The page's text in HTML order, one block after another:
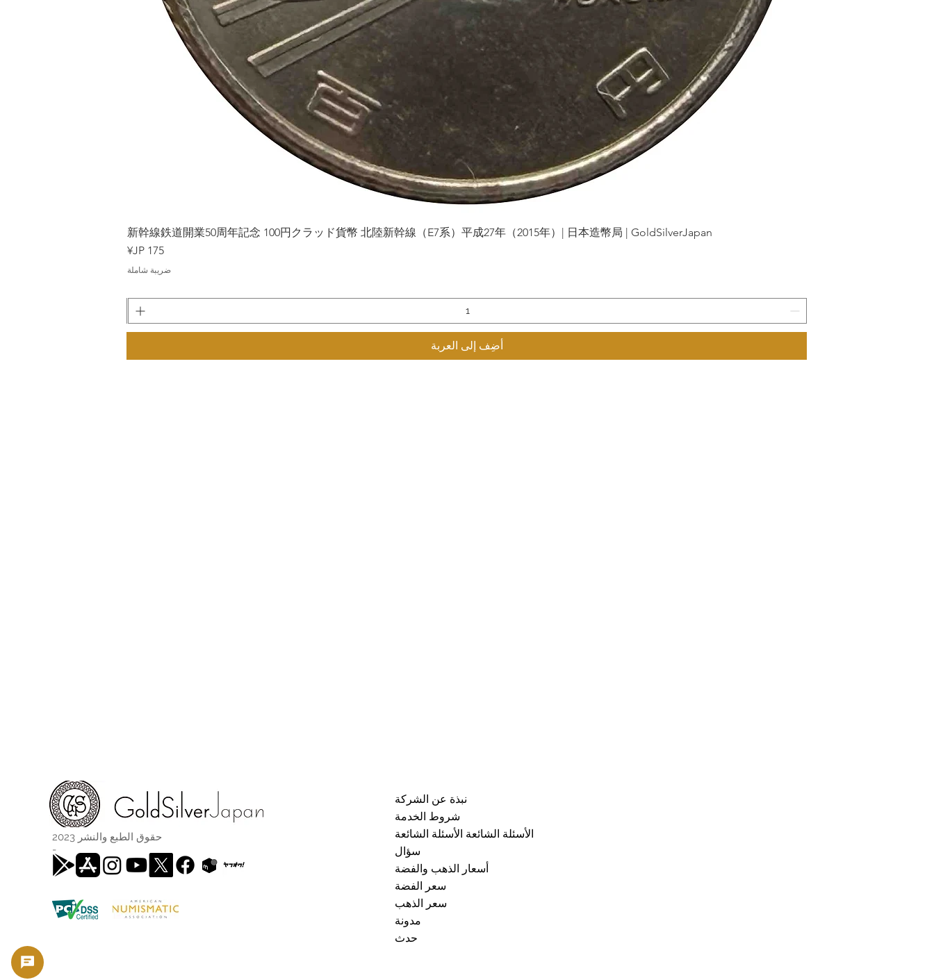
العرض السريع
新幹線鉄道開業50周年記念 100円クラッド貨幣 北陸新幹線（E7系）平成27年（2015年）| 日本造幣局 | GoldSilverJapan
السعر
ضريبة شاملة
أضِف إلى العربة
حقوق الطبع والنشر 2023
-
نبذة عن الشركة
شروط الخدمة
الأسئلة الشائعة الأسئلة الشائعة
سؤال
أسعار الذهب والفضة
سعر الفضة
سعر الذهب
مدونة
حدث